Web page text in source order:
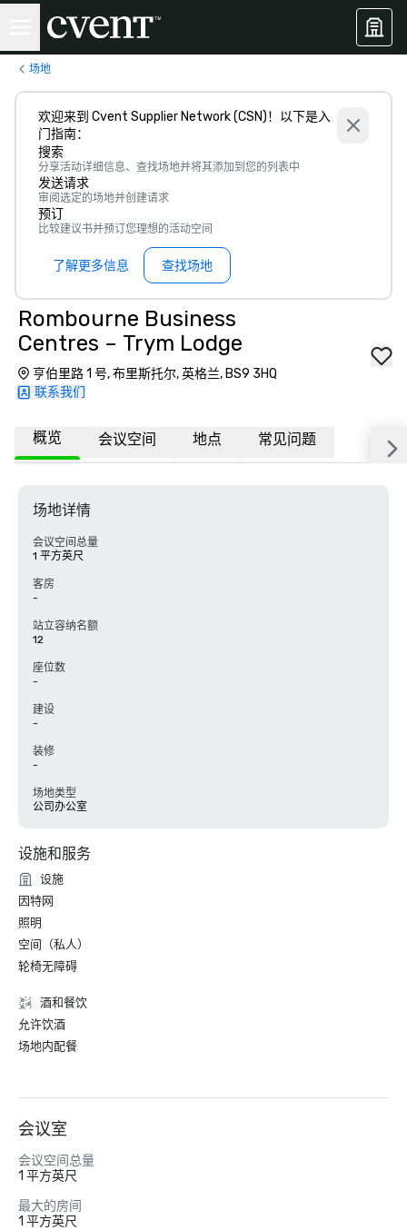
场地
欢迎来到 Cvent Supplier Network (CSN)！以下是入
门指南：
搜索
分享活动详细信息、查找场地并将其添加到您的列表中
发送请求
审阅选定的场地并创建请求
预订
比较建议书并预订您理想的活动空间
了解更多信息 查找场地
Rombourne Business
Centres – Trym Lodge
亨伯里路 1 号, 布里斯托尔, 英格兰, BS9 3HQ
联系我们
概览 会议空间 地点 常见问题
场地详情
会议空间总量
1 平方英尺
客房
-
站立容纳名额
12
座位数
-
建设
-
装修
-
场地类型
公司办公室
设施和服务
设施
因特网
照明
空间（私人）
轮椅无障碍
酒和餐饮
允许饮酒
场地内配餐
会议室
会议空间总量
1 平方英尺
最大的房间
1 平方英尺